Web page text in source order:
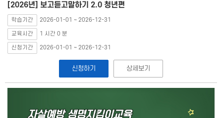
[2026년] 보고듣고말하기 2.0 청년편
학습기간 2026-01-01 ~ 2026-12-31
교육시간 1 시간 0 분
신청기간 2026-01-01 ~ 2026-12-31
신청하기 상세보기